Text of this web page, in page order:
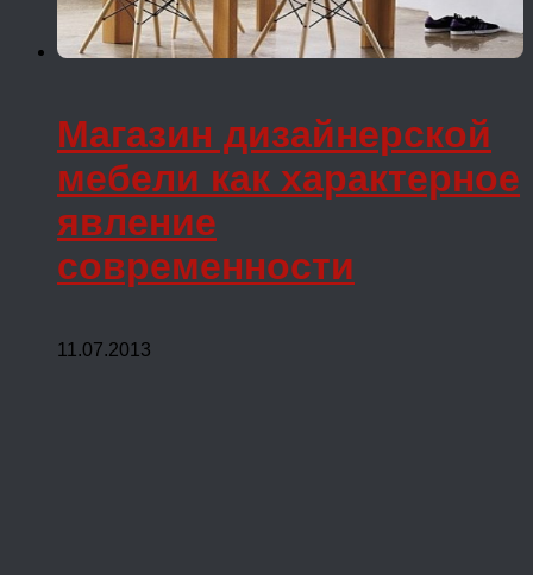
Магазин дизайнерской
мебели как характерное
явление
современности
11.07.2013